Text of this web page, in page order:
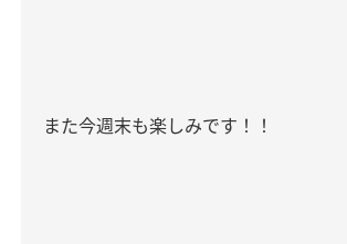
また今週末も楽しみです！！